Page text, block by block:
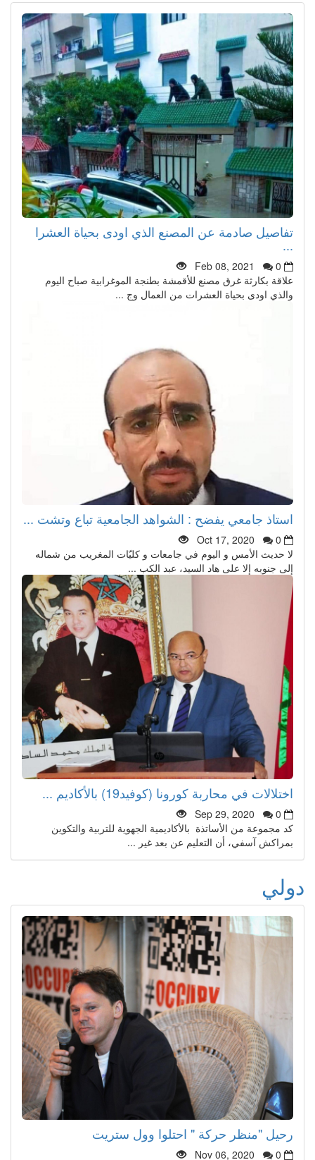
تفاصيل صادمة عن المصنع الذي اودى بحياة العشرا
Feb 08, 2021
0
علاقة بكارثة غرق مصنع للأقمشة بطنجة الموغرابية صباح اليوم
والذي اودى بحياة العشرات من العمال وج ...
استاذ جامعي يفضح : الشواهد الجامعية تباع وتشت ...
Oct 17, 2020
0
لا حديث الأمس و اليوم في جامعات و كليّات المغريب من شماله
إلى جنوبه إلا على هاد السيد، عبد الكب ...
اختلالات في محاربة كورونا (كوفيد19) بالأكاديم ...
Sep 29, 2020
0
كد مجموعة من الأساتذة بالأكاديمية الجهوية للتربية والتكوين
بمراكش آسفي، أن التعليم عن بعد غير ...
دولي
رحيل "منظر حركة " احتلوا وول ستريت
Nov 06, 2020 0